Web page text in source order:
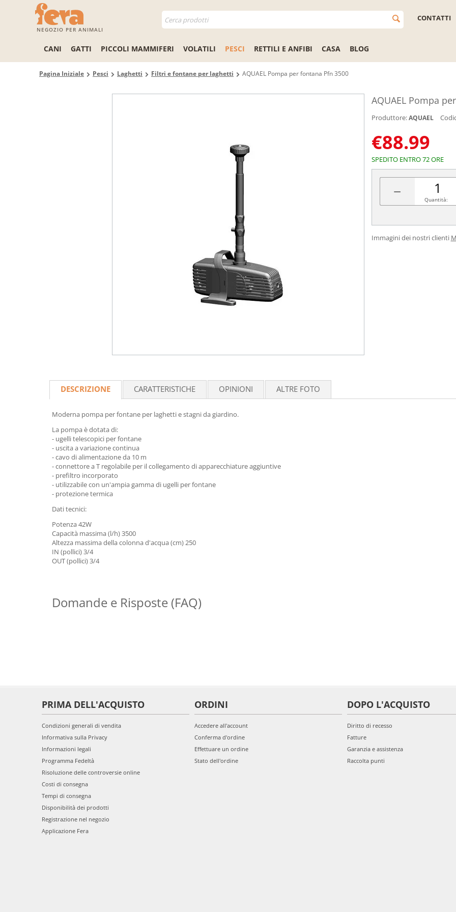
NEGOZIO PER ANIMALI
CONTATTI
CANI GATTI PICCOLI MAMMIFERI VOLATILI PESCI RETTILI E ANFIBI CASA BLOG
Pagina Iniziale Pesci Laghetti Filtri e fontane per laghetti AQUAEL Pompa per fontana Pfn 3500
AQUAEL Pompa
Produttore: AQUAEL
€88.99
SPEDITO ENTRO 72 ORE
− Quantità:
Immagini dei nostri clienti
DESCRIZIONE CARATTERISTICHE OPINIONI ALTRE FOTO
Moderna pompa per fontane per laghetti e stagni da giardino.
La pompa è dotata di:
- ugelli telescopici per fontane
- uscita a variazione continua
- cavo di alimentazione da 10 m
- connettore a T regolabile per il collegamento di apparecchiature aggiuntive
- prefiltro incorporato
- utilizzabile con un'ampia gamma di ugelli per fontane
- protezione termica
Dati tecnici:
Potenza 42W
Capacità massima (l/h) 3500
Altezza massima della colonna d'acqua (cm) 250
IN (pollici) 3/4
OUT (pollici) 3/4
Domande e Risposte (FAQ)
PRIMA DELL'ACQUISTO
Condizioni generali di vendita
Informativa sulla Privacy
Informazioni legali
Programma Fedeltà
Risoluzione delle controversie online
Costi di consegna
Tempi di consegna
Disponibilità dei prodotti
Registrazione nel negozio
Applicazione Fera
ORDINI
Accedere all'account
Conferma d'ordine
Effettuare un ordine
Stato dell'ordine
DOPO L'ACQUISTO
Diritto di recesso
Fatture
Garanzia e assistenza
Raccolta punti